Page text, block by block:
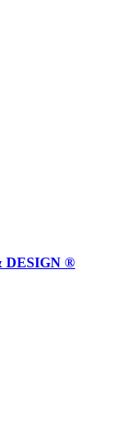
DESIGN ®